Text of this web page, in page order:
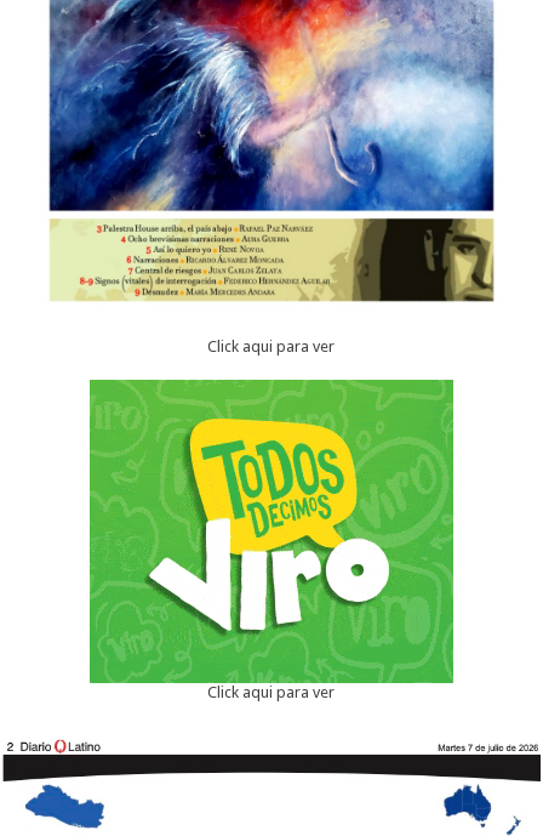
Click aqui para ver
Click aqui para ver